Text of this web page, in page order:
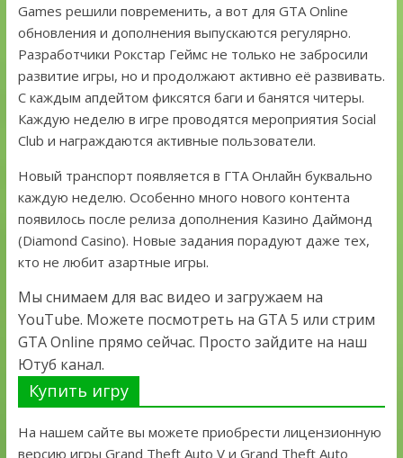
Games решили повременить, а вот для GTA Online
обновления и дополнения выпускаются регулярно.
Разработчики Рокстар Геймс не только не забросили
развитие игры, но и продолжают активно её развивать.
С каждым апдейтом фиксятся баги и банятся читеры.
Каждую неделю в игре проводятся мероприятия Social
Club и награждаются активные пользователи.
Новый транспорт появляется в ГТА Онлайн буквально
каждую неделю. Особенно много нового контента
появилось после релиза дополнения Казино Даймонд
(Diamond Casino). Новые задания порадуют даже тех,
кто не любит азартные игры.
Мы снимаем для вас видео и загружаем на
YouTube. Можете посмотреть на GTA 5 или стрим
GTA Online прямо сейчас. Просто зайдите на наш
Ютуб канал.
Купить игру
На нашем сайте вы можете приобрести лицензионную
версию игры Grand Theft Auto V и Grand Theft Auto